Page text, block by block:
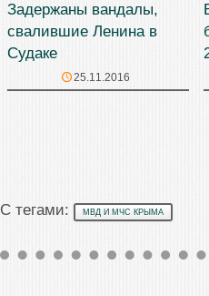
Задержаны вандалы,
свалившие Ленина в
Судаке
25.11.2016
С тегами: МВД И МЧС КРЫМА